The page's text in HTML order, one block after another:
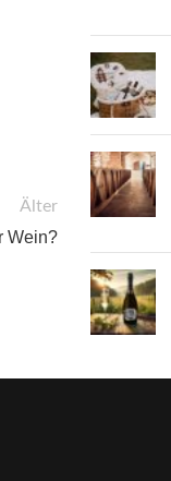
Älter
Wein?